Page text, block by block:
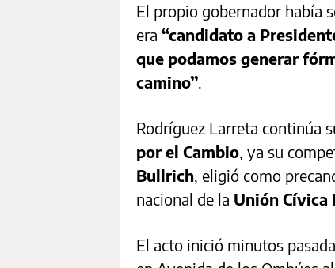
El propio gobernador había
era “candidato a
que podamos generar
camino”.
Rodríguez Larreta continúa
por el Cambio, ya su
Bullrich, eligió como
nacional de la Unión Cívica
El acto inició minutos